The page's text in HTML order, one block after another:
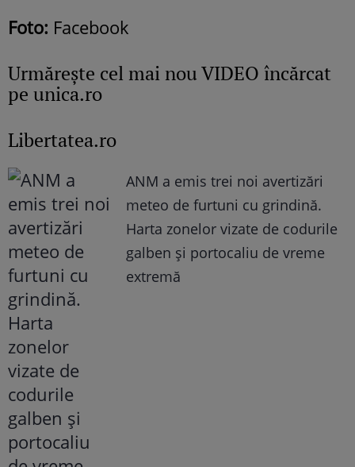
Foto: Facebook
Urmăreşte cel mai nou VIDEO încărcat
pe unica.ro
Libertatea.ro
ANM a emis trei noi avertizări
meteo de furtuni cu grindină.
Harta zonelor vizate de codurile
galben și portocaliu de vreme
extremă